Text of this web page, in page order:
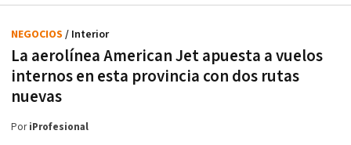
La aerolínea American Jet apuesta a vuelos
internos en esta provincia con dos rutas
nuevas
NEGOCIOS / Interior
PoriProfesional